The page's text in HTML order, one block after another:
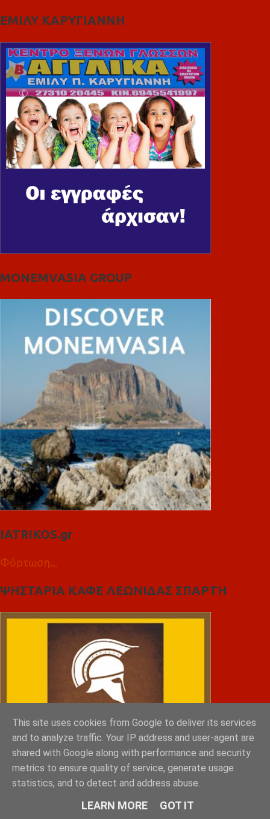
ΕΜΙΛΥ ΚΑΡΥΓΙΑΝΝΗ
MONEMVASIA GROUP
IATRIKOS.gr
Φόρτωση...
ΨΗΣΤΑΡΙΑ ΚΑΦΕ ΛΕΩΝΙΔΑΣ ΣΠΑΡΤΗ
This site uses cookies from Google to deliver its services
and to analyze traffic. Your IP address and user-agent are
shared with Google along with performance and security
metrics to ensure quality of service, generate usage
statistics, and to detect and address abuse.
LEARN MORE GOT IT